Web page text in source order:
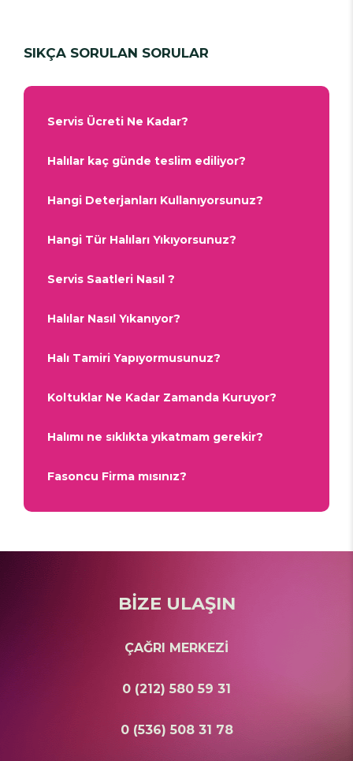
SIKÇA SORULAN SORULAR
Servis Ücreti Ne Kadar?
Halılar kaç günde teslim ediliyor?
Hangi Deterjanları Kullanıyorsunuz?
Hangi Tür Halıları Yıkıyorsunuz?
Servis Saatleri Nasıl ?
Halılar Nasıl Yıkanıyor?
Halı Tamiri Yapıyormusunuz?
Koltuklar Ne Kadar Zamanda Kuruyor?
Halımı ne sıklıkta yıkatmam gerekir?
Fasoncu Firma mısınız?
BİZE ULAŞIN
ÇAĞRI MERKEZİ
0 (212) 580 59 31
0 (536) 508 31 78